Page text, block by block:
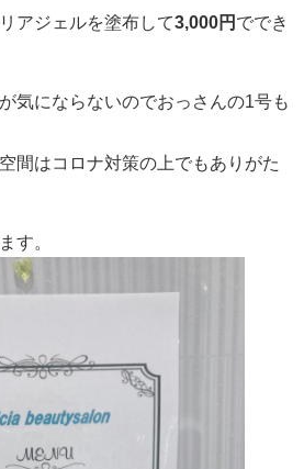
アジェルを塗布して3,000円 ででき
気にならないのでおっさんの1号も
間はコロナ対策の上でもありがた
す。